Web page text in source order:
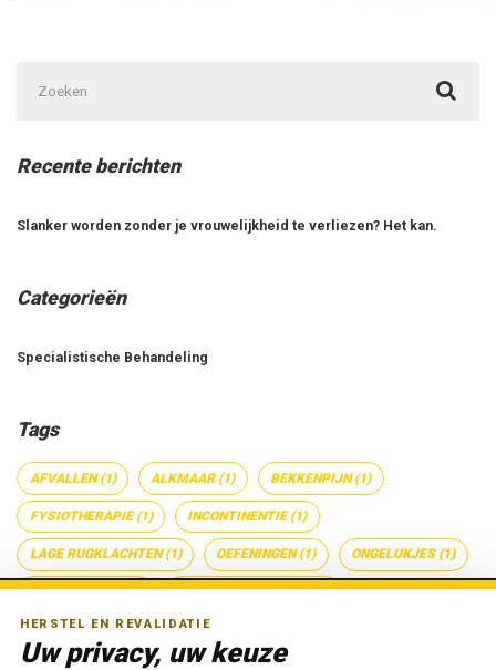
naar:
Recente berichten
Slanker worden zonder je vrouwelijkheid te verliezen? Het kan.
Categorieën
Specialistische Behandeling
Tags
AFVALLEN(1) ALKMAAR(1) BEKKENPIJN(1)
FYSIOTHERAPIE(1) INCONTINENTIE(1)
LAGE RUGKLACHTEN(1) OEFENINGEN(1) ONGELUKJES(1)
OVERGEWICHT(1) PIJN IN MIJN BILLEN(1)
HERSTEL EN REVALIDATIE
Uw privacy, uw keuze